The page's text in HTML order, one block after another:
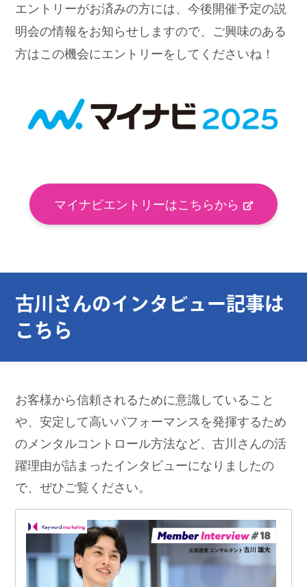
エントリーがお済みの方には、今後開催予定の説
明会の情報をお知らせしますので、ご興味のある
方はこの機会にエントリーをしてくださいね！
マイナビエントリーはこちらから
古川さんのインタビュー記事は
こちら
お客様から信頼されるために意識していること
や、安定して高いパフォーマンスを発揮するため
のメンタルコントロール方法など、古川さんの活
躍理由が詰まったインタビューになりましたの
で、ぜひご覧ください。